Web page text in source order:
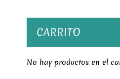
CARRITO
No hay productos en el